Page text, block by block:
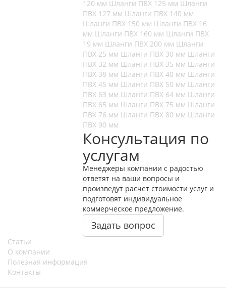
120 мм Шланги ПВХ 125 мм Шланги
ПВХ 127 мм Шланги ПВХ 140 мм
Шланги ПВХ 150 мм Шланги ПВХ 16
мм Шланги ПВХ 160 мм Шланги ПВХ
19 мм Шланги ПВХ 200 мм Шланги
ПВХ 25 мм Шланги ПВХ 30 мм Шланги
ПВХ 32 мм Шланги ПВХ 35 мм Шланги
ПВХ 38 мм Шланги ПВХ 40 мм Шланги
ПВХ 45 мм Шланги ПВХ 50 мм Шланги
ПВХ 63 мм Шланги ПВХ 64 мм Шланги
ПВХ 65 мм Шланги ПВХ 75 мм Шланги
ПВХ 76 мм Шланги ПВХ 80 мм Шланги
ПВХ 90 мм
Консультация по
услугам
Менеджеры компании с радостью
ответят на ваши вопросы и
произведут расчет стоимости услуг и
подготовят индивидуальное
коммерческое предложение.
Задать вопрос
Статьи
О компании
Полезная информация
Контакты